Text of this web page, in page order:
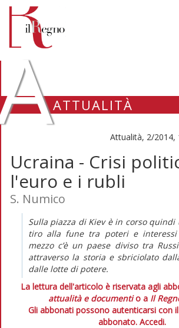
ATTUALITÀ
Attualità, 2/2014,
Ucraina - Crisi
l'euro e i rubli
S. Numico
Sulla piazza di Kiev è in corso quindi
tiro alla fune tra poteri e interessi
mezzo c’è un paese diviso tra
attraverso la storia e sbriciolato
dalle lotte di potere.
La lettura dell'articolo è riservata agli
attualità e documentio a Il
Gli abbonati possono autenticarsi con
abbonato. Accedi.